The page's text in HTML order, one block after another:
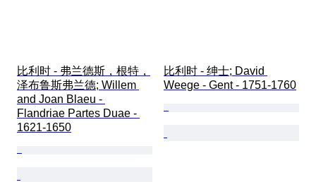
比利时 - 弗兰德斯，根特，
泽布鲁斯弗兰德; Willem
and Joan Blaeu -
Flandriae Partes Duae -
1621-1650
比利时 - 绅士; David
Weege - Gent - 1751-1760